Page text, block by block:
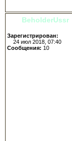
BeholderUssr
Зарегистрирован:
24 июл 2018, 07:40
Сообщения: 10